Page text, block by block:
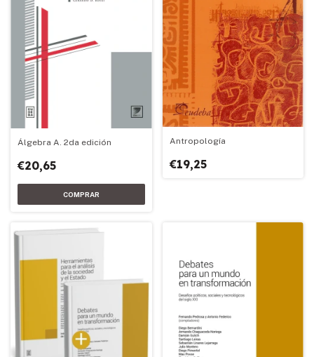
Álgebra A. 2da edición
€20,65
Antropología
€19,25